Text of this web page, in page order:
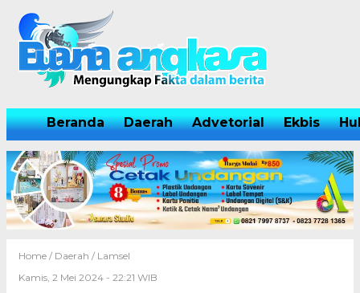
Beranda Daerah Advetorial Ekbis
Home / Daerah / Lamsel
Kamis, 2 Mei 2024 - 22:21 WIB